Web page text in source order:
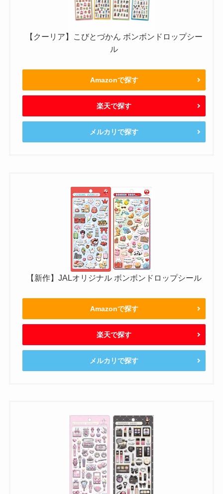
【クーリア】こびとづかん ボンボンドロップシー
ル
Amazonで探す
楽天で探す
メルカリで探す
【新作】JALオリジナル ボンボンドロップシール
Amazonで探す
楽天で探す
メルカリで探す